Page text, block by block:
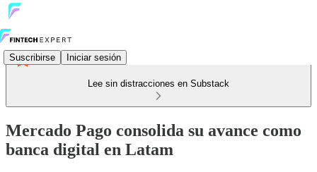
Suscribirse Iniciar sesión
Lee sin distracciones en Substack
Mercado Pago consolida su avance como
banca digital en Latam